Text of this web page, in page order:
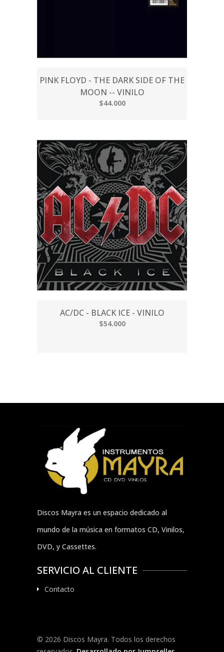
PINK FLOYD - THE DARK SIDE OF THE
MOON -- VINILO
$44.000
AC/DC - BLACK ICE - VINILO
$54.000
Discos Mayra es un espacio dedicado al
mundo de la música en formatos CD, Vinilos,
DVD, y Cassettes.
SERVICIO AL CLIENTE
Contacto
© 2026 Discos Mayra. Todos los derechos